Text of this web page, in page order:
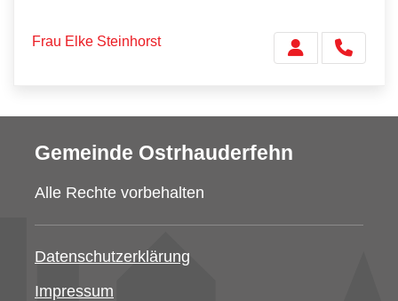
Frau Elke Steinhorst
Gemeinde Ostrhauderfehn
Alle Rechte vorbehalten
Datenschutzerklärung
Impressum